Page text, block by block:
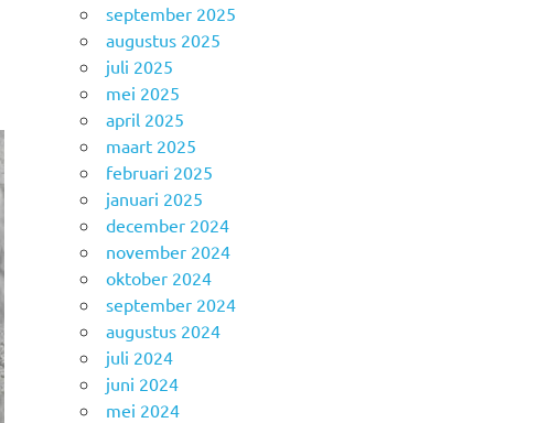
september 2025
augustus 2025
juli 2025
mei 2025
april 2025
maart 2025
februari 2025
januari 2025
december 2024
november 2024
oktober 2024
september 2024
augustus 2024
juli 2024
juni 2024
mei 2024